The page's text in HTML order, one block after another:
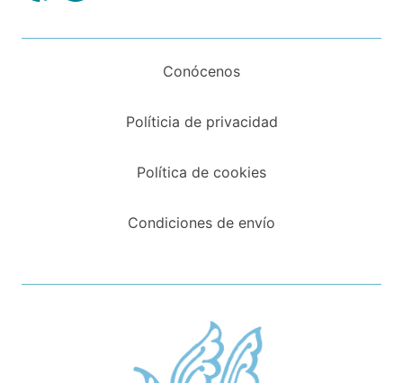
Conócenos
Políticia de privacidad
Política de cookies
Condiciones de envío